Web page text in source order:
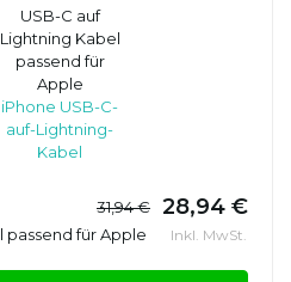
USB-C auf
Lightning Kabel
passend für
Apple
iPhone USB-C-
auf-Lightning-
Kabel
31,94 € 28,94 €
passend für Apple Inkl. MwSt.